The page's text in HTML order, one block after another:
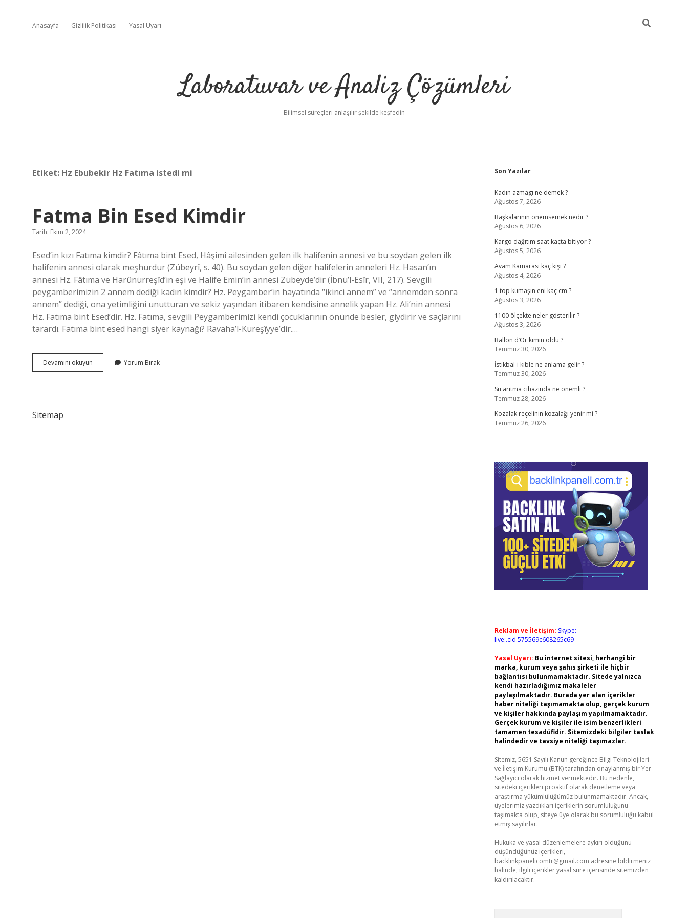
Anasayfa Gizlilik Politikası Yasal Uyarı
Laboratuvar ve Analiz Çözümleri
Bilimsel süreçleri anlaşılır şekilde keşfedin
Etiket: Hz Ebubekir Hz Fatıma istedi mi
Fatma Bin Esed Kimdir
Tarih: Ekim 2, 2024
Esed’in kızı Fatıma kimdir? Fâtıma bint Esed, Hâşimî ailesinden gelen ilk halifenin annesi ve bu soydan gelen ilk
halifenin annesi olarak meşhurdur (Zübeyrî, s. 40). Bu soydan gelen diğer halifelerin anneleri Hz. Hasan’ın
annesi Hz. Fâtıma ve Harûnürreşîd’in eşi ve Halife Emin’in annesi Zübeyde’dir (İbnü’l-Esîr, VII, 217). Sevgili
peygamberimizin 2 annem dediği kadın kimdir? Hz. Peygamber’in hayatında “ikinci annem” ve “annemden sonra
annem” dediği, ona yetimliğini unutturan ve sekiz yaşından itibaren kendisine annelik yapan Hz. Ali’nin annesi
Hz. Fatıma bint Esed’dir. Hz. Fatıma, sevgili Peygamberimizi kendi çocuklarının önünde besler, giydirir ve saçlarını
tarardı. Fatıma bint esed hangi siyer kaynağı? Ravaha’l-Kureşîyye’dir.…
Devamını okuyun
Bin
Yorum Bırak
Sitemap
Sidebar
Son Yazılar
Kadın azmagı ne demek ?
Ağustos 7, 2026
Başkalarının önemsemek nedir ?
Ağustos 6, 2026
Kargo dağıtım saat kaçta bitiyor ?
Ağustos 5, 2026
Avam Kamarası kaç kişi ?
Ağustos 4, 2026
1 top kumaşın eni kaç cm ?
Ağustos 3, 2026
1100 ölçekte neler gösterilir ?
Ağustos 3, 2026
Ballon d’Or kimin oldu ?
Temmuz 30, 2026
İstikbal-i kıble ne anlama gelir ?
Temmuz 30, 2026
Su arıtma cihazında ne önemli ?
Temmuz 28, 2026
Kozalak reçelinin kozalağı yenir mi ?
Temmuz 26, 2026
Reklam ve İletişim: Skype:
live:.cid.575569c608265c69
Yasal Uyarı: Bu internet sitesi, herhangi bir
marka, kurum veya şahıs şirketi ile hiçbir
bağlantısı bulunmamaktadır. Sitede yalnızca
kendi hazırladığımız makaleler
paylaşılmaktadır. Burada yer alan içerikler
haber niteliği taşımamakta olup, gerçek kurum
ve kişiler hakkında paylaşım yapılmamaktadır.
Gerçek kurum ve kişiler ile isim benzerlikleri
tamamen tesadüfidir. Sitemizdeki bilgiler taslak
halindedir ve tavsiye niteliği taşımazlar.
Sitemiz, 5651 Sayılı Kanun gereğince Bilgi Teknolojileri
ve İletişim Kurumu (BTK) tarafından onaylanmış bir Yer
Sağlayıcı olarak hizmet vermektedir. Bu nedenle,
sitedeki içerikleri proaktif olarak denetleme veya
araştırma yükümlülüğümüz bulunmamaktadır. Ancak,
üyelerimiz yazdıkları içeriklerin sorumluluğunu
taşımakta olup, siteye üye olarak bu sorumluluğu kabul
etmiş sayılırlar.
Hukuka ve yasal düzenlemelere aykırı olduğunu
düşündüğünüz içerikleri,
backlinkpanelicomtr@gmail.com adresine bildirmeniz
halinde, ilgili içerikler yasal süre içerisinde sitemizden
kaldırılacaktır.